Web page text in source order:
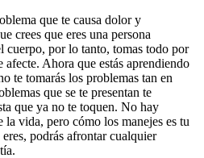
que te causa dolor y
crees que eres una persona
cuerpo, por lo tanto, tomas todo por
Ahora que estás aprendiendo
te tomarás los problemas tan en
que se te presentan te
que ya no te toquen. No hay
la vida, pero cómo los manejes es tu
podrás afrontar cualquier